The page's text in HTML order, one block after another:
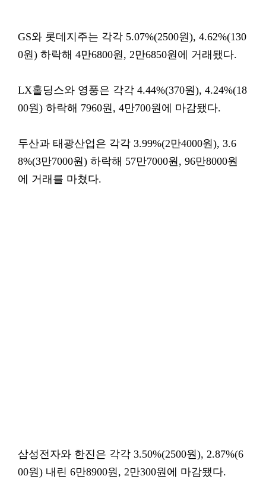
GS와 롯데지주는 각각 5.07%(2500원), 4.62%(130
0원) 하락해 4만6800원, 2만6850원에 거래됐다.
LX홀딩스와 영풍은 각각 4.44%(370원), 4.24%(18
00원) 하락해 7960원, 4만700원에 마감됐다.
두산과 태광산업은 각각 3.99%(2만4000원), 3.6
8%(3만7000원) 하락해 57만7000원, 96만8000원
에 거래를 마쳤다.
삼성전자와 한진은 각각 3.50%(2500원), 2.87%(6
00원) 내린 6만8900원, 2만300원에 마감됐다.